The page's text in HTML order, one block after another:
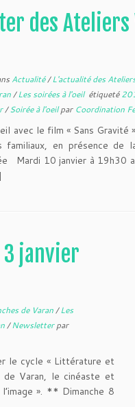
des
Actualité/L'actualité des
/Les soirées à l'oeil étiqueté
/Soirée à l'oeilpar Coordination
avec le film « Sans
familiaux, en présence
Mardi 10 janvier à 19h30
janvier
de Varan/Les
/Newsletterpar
le cycle « Littérature et
de Varan, le cinéaste et
». ** Dimanche 8